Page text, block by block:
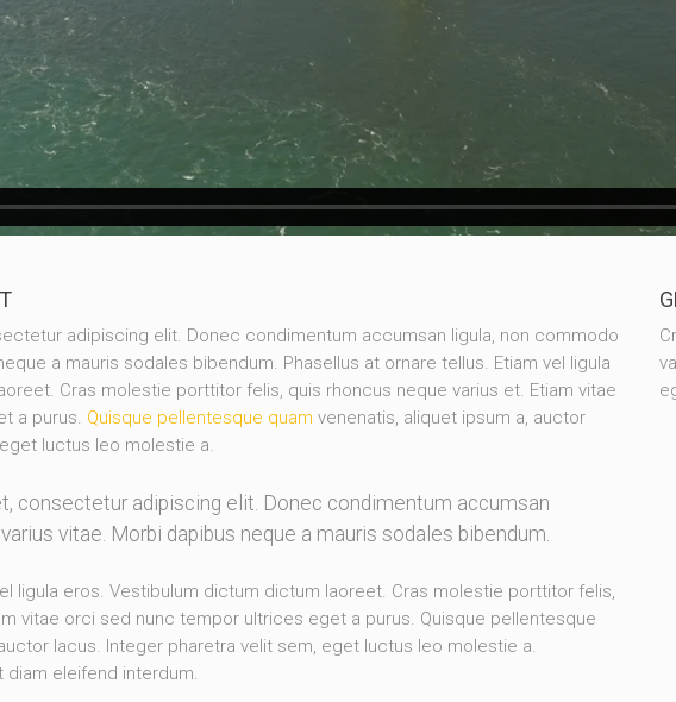
adipiscing elit. Donec condimentum accumsan ligula, non commodo
a mauris sodales bibendum. Phasellus at ornare tellus. Etiam vel ligula
Cras molestie porttitor felis, quis rhoncus neque varius et. Etiam vitae
a purus. Quisque pellentesque quam venenatis, aliquet ipsum a, auctor
luctus leo molestie a.
consectetur adipiscing elit. Donec condimentum accumsan
vitae. Morbi dapibus neque a mauris sodales bibendum.
ligula eros. Vestibulum dictum dictum laoreet. Cras molestie porttitor felis,
vitae orci sed nunc tempor ultrices eget a purus. Quisque pellentesque
lacus. Integer pharetra velit sem, eget luctus leo molestie a.
eleifend interdum.